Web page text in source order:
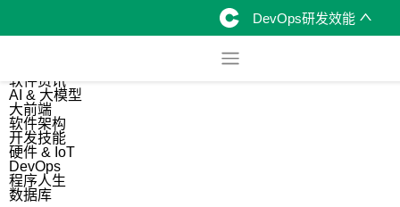
DevOps研发效能
软件资讯
AI & 大模型
大前端
软件架构
开发技能
硬件 & IoT
DevOps
程序人生
数据库